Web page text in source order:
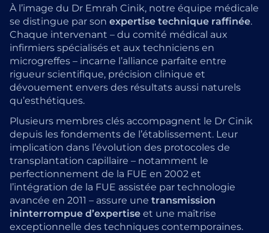
À l’image du Dr Emrah Cinik, notre équipe médicale
se distingue par son expertise technique raffinée.
Chaque intervenant – du comité médical aux
infirmiers spécialisés et aux techniciens en
microgreffes – incarne l’alliance parfaite entre
rigueur scientifique, précision clinique et
dévouement envers des résultats aussi naturels
qu’esthétiques.
Plusieurs membres clés accompagnent le Dr Cinik
depuis les fondements de l’établissement. Leur
implication dans l’évolution des protocoles de
transplantation capillaire – notamment le
perfectionnement de la FUE en 2002 et
l’intégration de la FUE assistée par technologie
avancée en 2011 – assure une transmission
ininterrompue d’expertiseet une maîtrise
exceptionnelle des techniques contemporaines.